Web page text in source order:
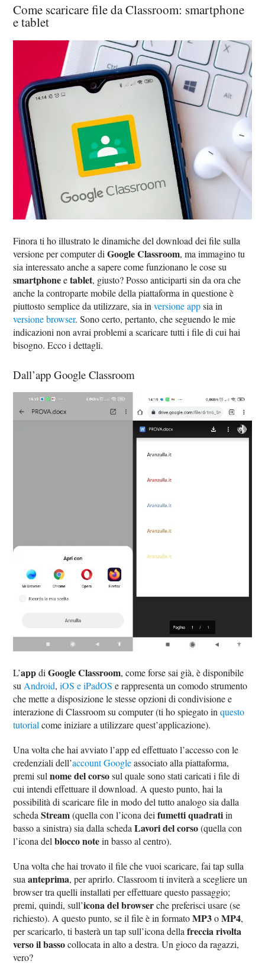
Come scaricare file da Classroom: smartphone
e tablet
Finora ti ho illustrato le dinamiche del download dei file sulla
versione per computer diGoogle Classroom, ma immagino tu
sia interessato anche a sapere come funzionano le cose su
smartphoneetablet, giusto? Posso anticiparti sin da ora che
anche la controparte mobile della piattaforma in questione è
piuttosto semplice da utilizzare, sia inversione appsia in
versione browser. Sono certo, pertanto, che seguendo le mie
indicazioni non avrai problemi a scaricare tutti i file di cui hai
bisogno. Ecco i dettagli.
Dall’app Google Classroom
L’appdiGoogle Classroom, come forse sai già, è disponibile
suAndroid,iOS e iPadOS e rappresenta un comodo strumento
che mette a disposizione le stesse opzioni di condivisione e
interazione di Classroom su computer (ti ho spiegato inquesto
tutorialcome iniziare a utilizzare quest’applicazione).
Una volta che hai avviato l’app ed effettuato l’accesso con le
credenziali dell’account Googleassociato alla piattaforma,
premi sulnome del corsosul quale sono stati caricati i file di
cui intendi effettuare il download. A questo punto, hai la
possibilità di scaricare file in modo del tutto analogo sia dalla
schedaStream(quella con l’icona deifumetti quadratiin
basso a sinistra) sia dalla schedaLavori del corso(quella con
l’icona delblocco notein basso al centro).
Una volta che hai trovato il file che vuoi scaricare, fai tap sulla
suaanteprima, per aprirlo. Classroom ti inviterà a scegliere un
browser tra quelli installati per effettuare questo passaggio;
premi, quindi, sull’icona del browserche preferisci usare (se
richiesto). A questo punto, se il file è in formatoMP3oMP4,
per scaricarlo, ti basterà un tap sull’icona dellafreccia rivolta
verso il bassocollocata in alto a destra. Un gioco da ragazzi,
vero?